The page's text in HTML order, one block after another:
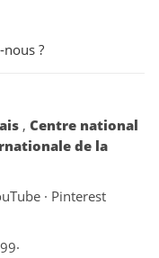
?
, Centre national
de la
· Pinterest
·